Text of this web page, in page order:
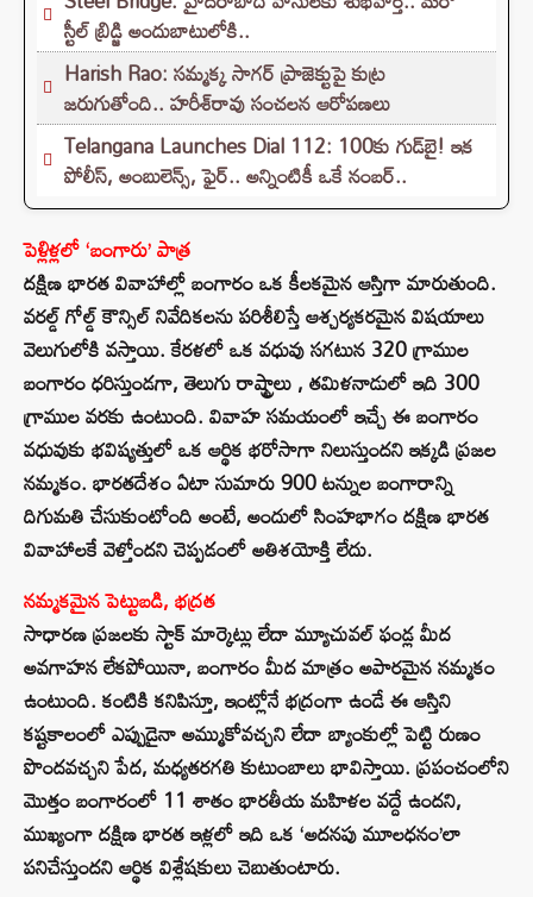
స్టీల్ బ్రిడ్జి అందుబాటులోకి..
Harish Rao: సమ్మక్క సాగర్ ప్రాజెక్టుపై కుట్ర
జరుగుతోంది.. హరీశ్‌రావు సంచలన ఆరోపణలు
Telangana Launches Dial 112: 100కు గుడ్‌బై! ఇక
పోలీస్, అంబులెన్స్, ఫైర్.. అన్నింటికీ ఒకే నంబర్..
పెళ్లిళ్లలో ‘బంగారు’ పాత్ర
దక్షిణ భారత వివాహాల్లో బంగారం ఒక కీలకమైన ఆస్తిగా మారుతుంది.
వరల్డ్ గోల్డ్ కౌన్సిల్ నివేదికలను పరిశీలిస్తే ఆశ్చర్యకరమైన విషయాలు
వెలుగులోకి వస్తాయి. కేరళలో ఒక వధువు సగటున 320 గ్రాముల
బంగారం ధరిస్తుండగా, తెలుగు రాష్ట్రాలు , తమిళనాడులో ఇది 300
గ్రాముల వరకు ఉంటుంది. వివాహ సమయంలో ఇచ్చే ఈ బంగారం
వధువుకు భవిష్యత్తులో ఒక ఆర్థిక భరోసాగా నిలుస్తుందని ఇక్కడి ప్రజల
నమ్మకం. భారతదేశం ఏటా సుమారు 900 టన్నుల బంగారాన్ని
దిగుమతి చేసుకుంటోంది అంటే, అందులో సింహభాగం దక్షిణ భారత
వివాహాలకే వెళ్తోందని చెప్పడంలో అతిశయోక్తి లేదు.
నమ్మకమైన పెట్టుబడి, భద్రత
సాధారణ ప్రజలకు స్టాక్ మార్కెట్లు లేదా మ్యూచువల్ ఫండ్ల మీద
అవగాహన లేకపోయినా, బంగారం మీద మాత్రం అపారమైన నమ్మకం
ఉంటుంది. కంటికి కనిపిస్తూ, ఇంట్లోనే భద్రంగా ఉండే ఈ ఆస్తిని
కష్టకాలంలో ఎప్పుడైనా అమ్ముకోవచ్చని లేదా బ్యాంకుల్లో పెట్టి రుణం
పొందవచ్చని పేద, మధ్యతరగతి కుటుంబాలు భావిస్తాయి. ప్రపంచంలోని
మొత్తం బంగారంలో 11 శాతం భారతీయ మహిళల వద్దే ఉందని,
ముఖ్యంగా దక్షిణ భారత ఇళ్లలో ఇది ఒక ‘అదనపు మూలధనం’లా
పనిచేస్తుందని ఆర్థిక విశ్లేషకులు చెబుతుంటారు.